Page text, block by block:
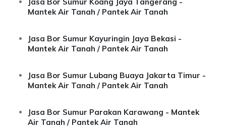
Mantek Air Tanah / Pantek Air Tanah
Jasa Bor Sumur Kayuringin Jaya Bekasi -
Mantek Air Tanah / Pantek Air Tanah
Jasa Bor Sumur Lubang Buaya Jakarta Timur -
Mantek Air Tanah / Pantek Air Tanah
Jasa Bor Sumur Parakan Karawang - Mantek
Air Tanah / Pantek Air Tanah